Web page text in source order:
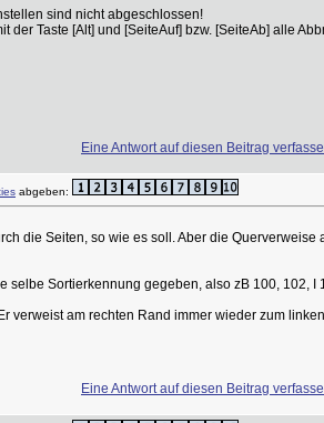
sind nicht abgeschlossen!
Taste [Alt] und [SeiteAuf] bzw. [SeiteAb] alle
Eine Antwort auf diesen Beitrag
abgeben:
die Seiten, so wie es soll. Aber die
Sortierkennung gegeben, also zB 100, 102, I
verweist am rechten Rand immer wieder zum
Eine Antwort auf diesen Beitrag